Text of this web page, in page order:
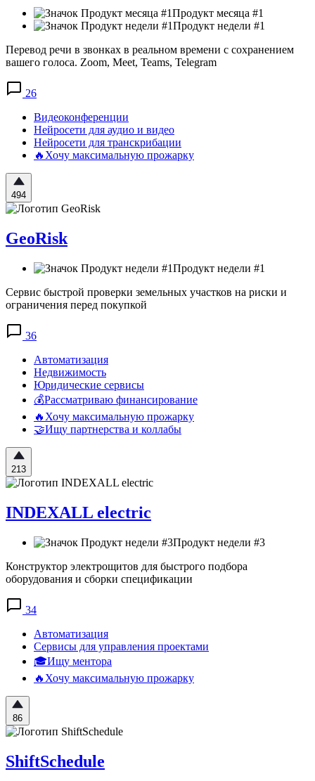
Продукт месяца #1
Продукт недели #1
Перевод речи в звонках в реальном времени с сохранением
вашего голоса. Zoom, Meet, Teams, Telegram
26
Видеоконференции
Нейросети для аудио и видео
Нейросети для транскрибации
🔥Хочу максимальную прожарку
494
GeoRisk
Продукт недели #1
Сервис быстрой проверки земельных участков на риски и
ограничения перед покупкой
36
Автоматизация
Недвижимость
Юридические сервисы
💰Рассматриваю финансирование
🔥Хочу максимальную прожарку
🤝Ищу партнерства и коллабы
213
INDEXALL electric
Продукт недели #3
Конструктор электрощитов для быстрого подбора
оборудования и сборки спецификации
34
Автоматизация
Сервисы для управления проектами
🎓Ищу ментора
🔥Хочу максимальную прожарку
86
ShiftSchedule